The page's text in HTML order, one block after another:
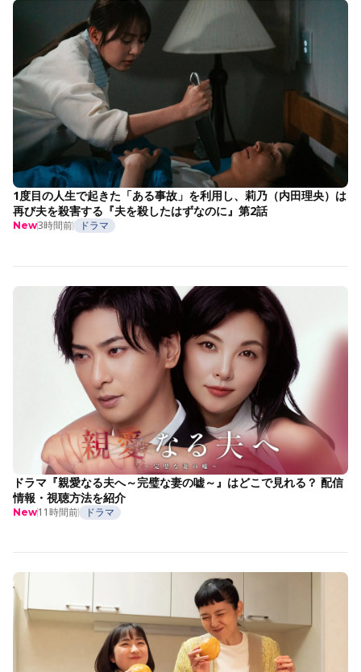
1度目の人生で起きた「ある事故」を利用し、莉乃（内田理央）は
再び夫を殺害する『夫を殺したはずなのに』第2話
New3時間前 ドラマ
ドラマ『親愛なる夫へ～完璧な妻の嘘～』はどこで見れる？ 配信
情報・視聴方法を紹介
New11時間前 ドラマ